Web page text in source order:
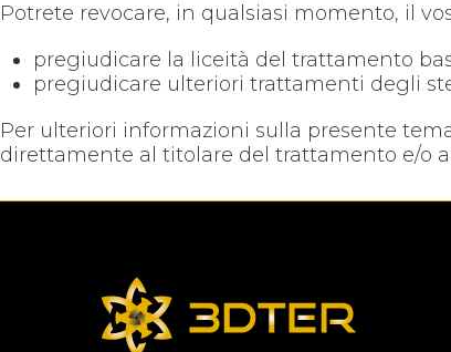
Potrete revocare, in qualsiasi momento, il
pregiudicare la liceità del trattamento
pregiudicare ulteriori trattamenti degli
Per ulteriori informazioni sulla presente
direttamente al titolare del trattamento e/o